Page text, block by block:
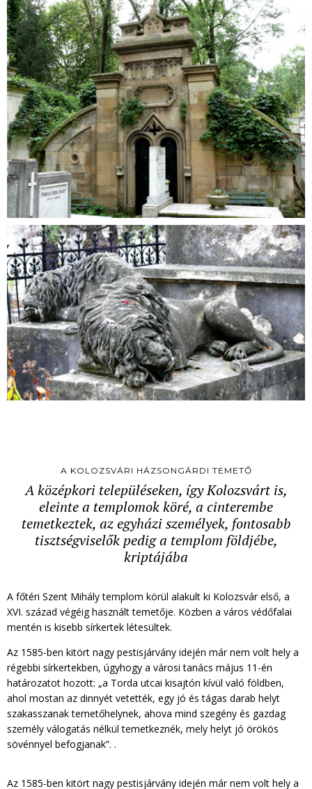
A KOLOZSVÁRI HÁZSONGÁRDI TEMETŐ
A középkori településeken, így Kolozsvárt is,
eleinte a templomok köré, a cinterembe
temetkeztek, az egyházi személyek, fontosabb
tisztségviselők pedig a templom földjébe,
kriptájába
A főtéri Szent Mihály templom körül alakult ki Kolozsvár első, a
XVI. század végéig használt temetője. Közben a város védőfalai
mentén is kisebb sírkertek létesültek.
Az 1585-ben kitört nagy pestisjárvány idején már nem volt hely a
régebbi sírkertekben, úgyhogy a városi tanács május 11-én
határozatot hozott: „a Torda utcai kisajtón kívül való földben,
ahol mostan az dinnyét vetették, egy jó és tágas darab helyt
szakasszanak temetőhelynek, ahova mind szegény és gazdag
személy válogatás nélkül temetkeznék, mely helyt jó örökös
sövénnyel befogjanak”. .
Az 1585-ben kitört nagy pestisjárvány idején már nem volt hely a